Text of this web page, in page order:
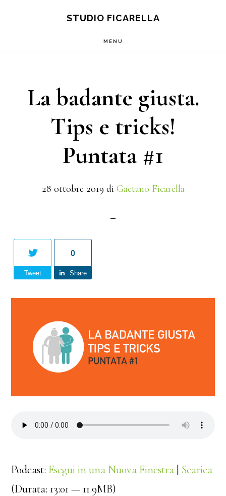
STUDIO FICARELLA
MENU
La badante giusta.
Tips e tricks!
Puntata #1
28 ottobre 2019 di Gaetano Ficarella
Tweet
0
Share
Podcast: Esegui in una Nuova Finestra | Scarica
(Durata: 13:01 — 11.9MB)